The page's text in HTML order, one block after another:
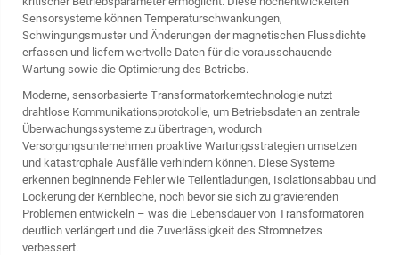
Sensorsysteme können Temperaturschwankungen,
Schwingungsmuster und Änderungen der magnetischen Flussdichte
erfassen und liefern wertvolle Daten für die vorausschauende
Wartung sowie die Optimierung des Betriebs.
Moderne, sensorbasierte Transformatorkerntechnologie nutzt
drahtlose Kommunikationsprotokolle, um Betriebsdaten an zentrale
Überwachungssysteme zu übertragen, wodurch
Versorgungsunternehmen proaktive Wartungsstrategien umsetzen
und katastrophale Ausfälle verhindern können. Diese Systeme
erkennen beginnende Fehler wie Teilentladungen, Isolationsabbau und
Lockerung der Kernbleche, noch bevor sie sich zu gravierenden
Problemen entwickeln – was die Lebensdauer von Transformatoren
deutlich verlängert und die Zuverlässigkeit des Stromnetzes
verbessert.